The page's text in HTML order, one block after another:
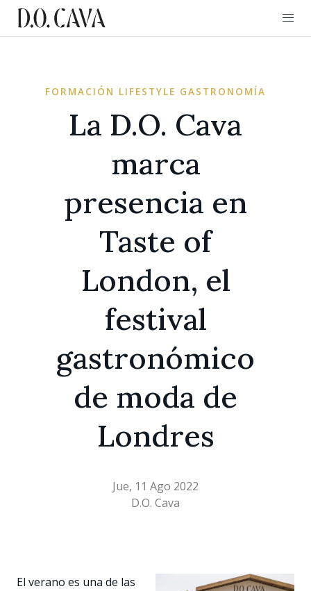
FORMACIÓN LIFESTYLE GASTRONOMÍA
La D.O. Cava
marca
presencia en
Taste of
London, el
festival
gastronómico
de moda de
Londres
Jue, 11 Ago 2022
D.O. Cava
El verano es una de las